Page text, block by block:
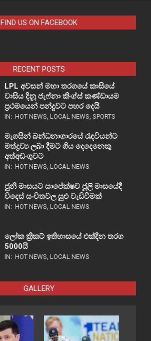
FIND US ON FACEBOOK
RECENT POSTS
LPL අවසන් මහා තරගයේ කාසියේ
වාසිය දිනූ ජැෆ්නා කිංග්ස් කණ්ඩායම
ප්‍රථමයෙන් පන්දුවට පහර දෙයි
IN: HOT NEWS, LOCAL NEWS, SPORTS
මැගසින් බන්ධනාගාරයේ රැඳවියන්ට
මත්ද්‍රව්‍ය ලබා දීමට ගිය දෙදෙනෙකු
අත්අඩංගුවට
IN: HOT NEWS, LOCAL NEWS
ජුනි මාසයට සාපේක්ෂව ජූලි මාසයේදී
විදෙස් සංචිතවල සුළු වැඩිවීමක්
IN: HOT NEWS, LOCAL NEWS
ලෝක ක්‍රිකට් ඉතිහාසයේ එක්දින තරග
5000යි
IN: HOT NEWS, LOCAL NEWS
GALLERY